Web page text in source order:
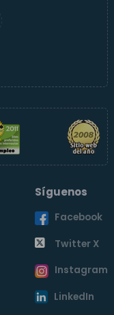
Síguenos
Facebook
Twitter X
Instagram
LinkedIn